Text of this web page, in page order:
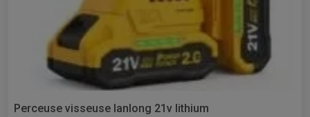
Perceuse visseuse lanlong 21v lithium